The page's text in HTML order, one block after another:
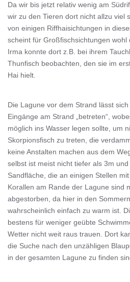
Da wir bis jetzt relativ wenig am
wir zu den Tieren dort nicht allzu viel
von einigen Riffhaisichtungen in
scheint für Großfischsichtungen wohl
Irma konnte dort z.B. bei ihrem
Thunfisch beobachten, den sie im
Hai hielt.
Die Lagune vor dem Strand lässt
Eingänge am Strand „betreten“,
möglich ins Wasser legen sollte, um
Skorpionsfisch zu treten, die
keine Anstalten machen aus dem
selbst ist meist nicht tiefer als 3m
Sandfläche, die an einigen Stellen
Korallen am Rande der Lagune sind
abgestorben, da hier in den
wahrscheinlich einfach zu warm ist.
bestens für weniger geübte
Wetter nicht weit raus trauen. Dort
die Suche nach den unzähligen
in der gesamten Lagune zu finden